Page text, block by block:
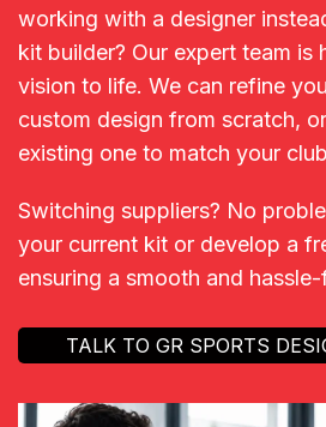
working with a designer
kit builder? Our expert team is
vision to life. We can refine
custom design from scratch,
existing one to match your
Switching suppliers? No
your current kit or develop a
ensuring a smooth and
TALK TO GR SPORTS